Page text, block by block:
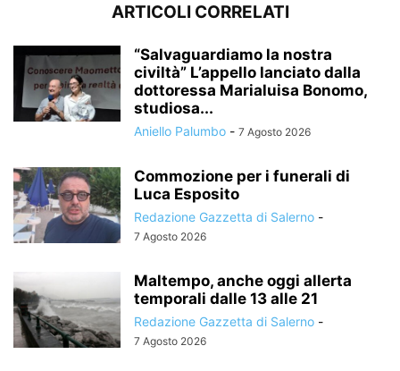
ARTICOLI CORRELATI
“Salvaguardiamo la nostra
civiltà” L’appello lanciato dalla
dottoressa Marialuisa Bonomo,
studiosa...
Aniello Palumbo - 7 Agosto 2026
Commozione per i funerali di
Luca Esposito
Redazione Gazzetta di Salerno -
7 Agosto 2026
Maltempo, anche oggi allerta
temporali dalle 13 alle 21
Redazione Gazzetta di Salerno -
7 Agosto 2026